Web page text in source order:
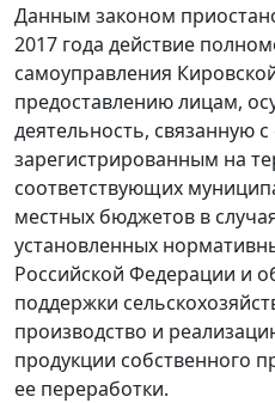
Данным законом
2017 года действие
самоуправления
предоставлению лицам,
деятельность, связанную
зарегистрированным на
соответствующих
местных бюджетов в
установленных
Российской Федерации и
поддержки
производство и
продукции собственного
ее переработки.